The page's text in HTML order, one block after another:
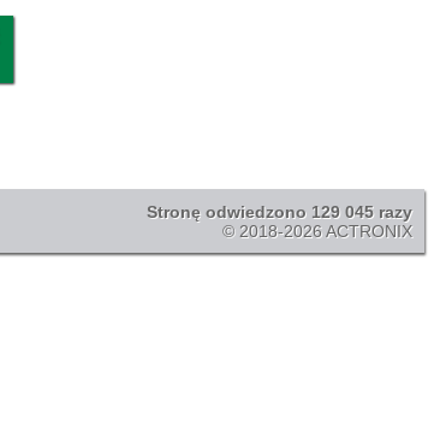
Stronę odwiedzono 129 045 razy
© 2018-2026 ACTRONIX